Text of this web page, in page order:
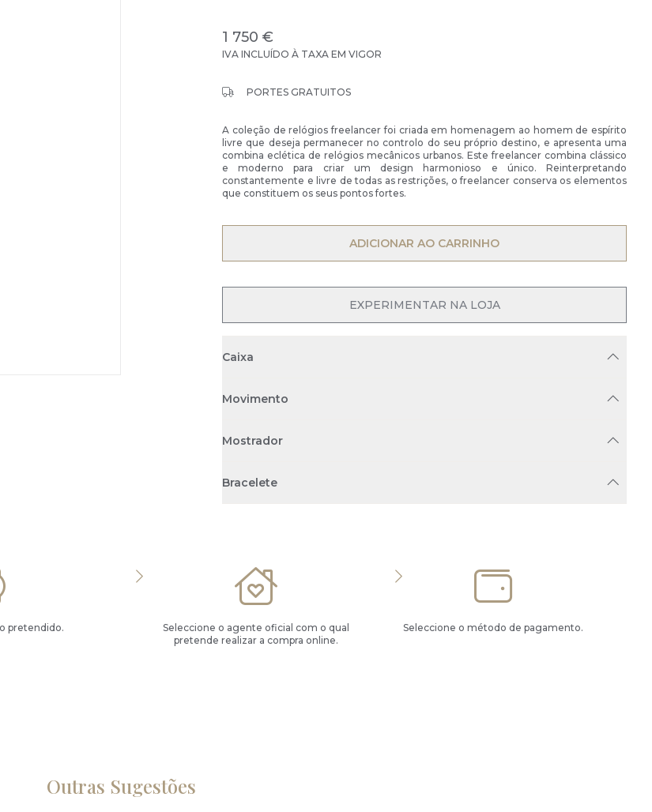
1 750 €
IVA INCLUÍDO À TAXA EM VIGOR
PORTES GRATUITOS
A coleção de relógios freelancer foi criada em homenagem ao homem de espírito
livre que deseja permanecer no controlo do seu próprio destino, e apresenta uma
combina eclética de relógios mecânicos urbanos. Este freelancer combina clássico
e moderno para criar um design harmonioso e único. Reinterpretando
constantemente e livre de todas as restrições, o freelancer conserva os elementos
que constituem os seus pontos fortes.
OPEN MENU
ADICIONAR AO CARRINHO
EXPERIMENTAR NA LOJA
Caixa
Movimento
Mostrador
Bracelete
pretendido.
Seleccione o agente oficial com o qual
pretende realizar a compra online.
Seleccione o método de pagamento.
Outras Sugestões